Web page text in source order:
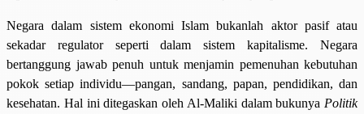
Negara dalam sistem ekonomi Islam bukanlah aktor pasif atau
sekadar regulator seperti dalam sistem kapitalisme. Negara
bertanggung jawab penuh untuk menjamin pemenuhan kebutuhan
pokok setiap individu—pangan, sandang, papan, pendidikan, dan
kesehatan. Hal ini ditegaskan oleh Al-Maliki dalam bukunya Politik